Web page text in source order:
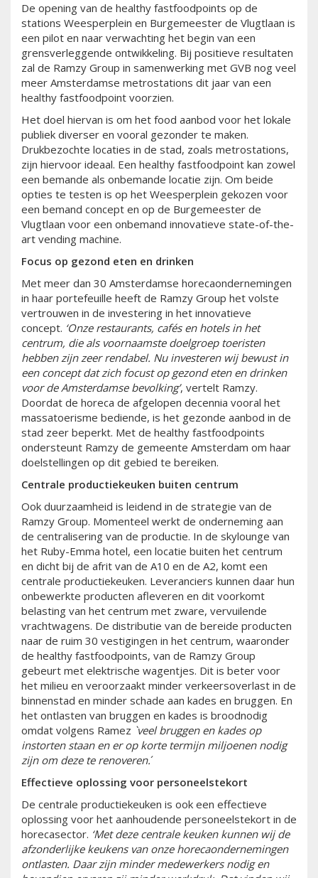
De opening van de healthy fastfoodpoints op de
stations Weesperplein en Burgemeester de Vlugtlaan is
een pilot en naar verwachting het begin van een
grensverleggende ontwikkeling. Bij positieve resultaten
zal de Ramzy Group in samenwerking met GVB nog veel
meer Amsterdamse metrostations dit jaar van een
healthy fastfoodpoint voorzien.
Het doel hiervan is om het food aanbod voor het lokale
publiek diverser en vooral gezonder te maken.
Drukbezochte locaties in de stad, zoals metrostations,
zijn hiervoor ideaal. Een healthy fastfoodpoint kan zowel
een bemande als onbemande locatie zijn. Om beide
opties te testen is op het Weesperplein gekozen voor
een bemand concept en op de Burgemeester de
Vlugtlaan voor een onbemand innovatieve state-of-the-
art vending machine.
Focus op gezond eten en drinken
Met meer dan 30 Amsterdamse horecaondernemingen
in haar portefeuille heeft de Ramzy Group het volste
vertrouwen in de investering in het innovatieve
concept. ‘Onze restaurants, cafés en hotels in het
centrum, die als voornaamste doelgroep toeristen
hebben zijn zeer rendabel. Nu investeren wij bewust in
een concept dat zich focust op gezond eten en drinken
voor de Amsterdamse bevolking’, vertelt Ramzy.
Doordat de horeca de afgelopen decennia vooral het
massatoerisme bediende, is het gezonde aanbod in de
stad zeer beperkt. Met de healthy fastfoodpoints
ondersteunt Ramzy de gemeente Amsterdam om haar
doelstellingen op dit gebied te bereiken.
Centrale productiekeuken buiten centrum
Ook duurzaamheid is leidend in de strategie van de
Ramzy Group. Momenteel werkt de onderneming aan
de centralisering van de productie. In de skylounge van
het Ruby-Emma hotel, een locatie buiten het centrum
en dicht bij de afrit van de A10 en de A2, komt een
centrale productiekeuken. Leveranciers kunnen daar hun
onbewerkte producten afleveren en dit voorkomt
belasting van het centrum met zware, vervuilende
vrachtwagens. De distributie van de bereide producten
naar de ruim 30 vestigingen in het centrum, waaronder
de healthy fastfoodpoints, van de Ramzy Group
gebeurt met elektrische wagentjes. Dit is beter voor
het milieu en veroorzaakt minder verkeersoverlast in de
binnenstad en minder schade aan kades en bruggen. En
het ontlasten van bruggen en kades is broodnodig
omdat volgens Ramez `veel bruggen en kades op
instorten staan en er op korte termijn miljoenen nodig
zijn om deze te renoveren.´
Effectieve oplossing voor personeelstekort
De centrale productiekeuken is ook een effectieve
oplossing voor het aanhoudende personeelstekort in de
horecasector. ‘Met deze centrale keuken kunnen wij de
afzonderlijke keukens van onze horecaondernemingen
ontlasten. Daar zijn minder medewerkers nodig en